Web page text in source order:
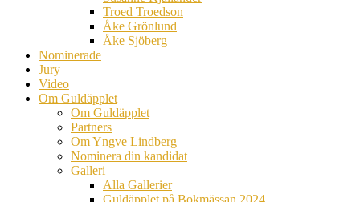
Troed Troedson
Åke Grönlund
Åke Sjöberg
Nominerade
Jury
Video
Om Guldäpplet
Om Guldäpplet
Partners
Om Yngve Lindberg
Nominera din kandidat
Galleri
Alla Gallerier
Guldäpplet på Bokmässan 2024